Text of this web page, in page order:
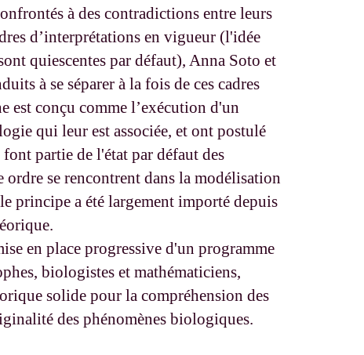
à des contradictions entre leurs
d’interprétations en vigueur (l'idée
quiescentes par défaut), Anna Soto et
à se séparer à la fois de ces cadres
est conçu comme l’exécution d'un
qui leur est associée, et ont postulé
partie de l'état par défaut des
ordre se rencontrent dans la modélisation
principe a été largement importé depuis
en place progressive d'un programme
biologistes et mathématiciens,
solide pour la compréhension des
des phénomènes biologiques.